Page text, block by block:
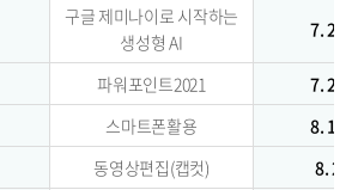
구글 제미나이로 시작하는
생성형 AI
7.
파워포인트2021
7.
스마트폰활용
8.
동영상편집(캡컷)
8.